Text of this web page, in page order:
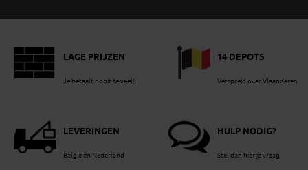
LAGE PRIJZEN
Je betaalt nooit te veel!
14 DEPOTS
Verspreid over Vlaanderen
LEVERINGEN
België en Nederland
HULP NODIG?
Stel dan hier je vraag